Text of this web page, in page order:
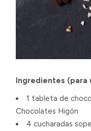
Ingredientes (para
1 tableta de
Chocolates Higón
4 cucharadas